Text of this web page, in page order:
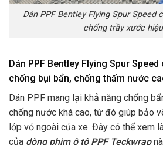
Dán PPF Bentley Flying Spur Speed
chống trầy xước
Dán PPF Bentley Flying Spur
chống bụi bẩn, chống thấm nước
Dán PPF mang lại khả năng chống
chống nước khá cao, từ đó giúp bảo
lớp vỏ ngoài của xe. Đây có thể xem
của dòng phim ô tô PPF Teckwrap